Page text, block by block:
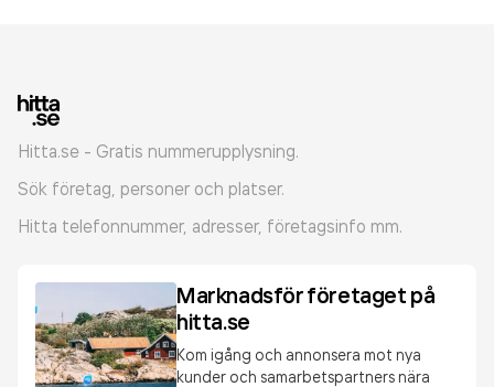
Hitta.se - Gratis nummerupplysning.
Sök företag, personer och platser.
Hitta telefonnummer, adresser, företagsinfo mm.
Marknadsför företaget på
hitta.se
Kom igång och annonsera mot nya
kunder och samarbetspartners nära